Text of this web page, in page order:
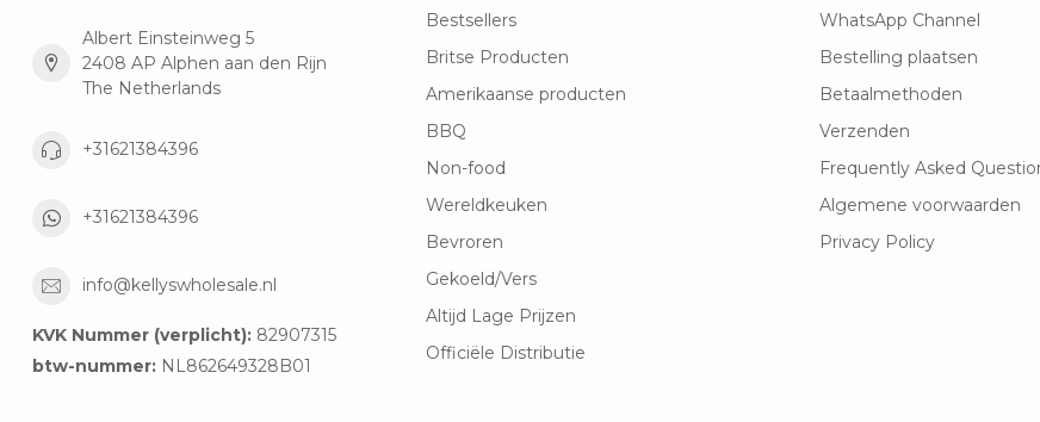
Albert Einsteinweg 5
2408 AP Alphen aan den Rijn
The Netherlands
+31621384396
+31621384396
info@kellyswholesale.nl
KVK Nummer (verplicht): 82907315
btw-nummer: NL862649328B01
Bestsellers
Britse Producten
Amerikaanse producten
BBQ
Non-food
Wereldkeuken
Bevroren
Gekoeld/Vers
Altijd Lage Prijzen
Officiële Distributie
WhatsApp Channel
Bestelling plaatsen
Betaalmethoden
Verzenden
Frequently Asked
Algemene voorwaarden
Privacy Policy